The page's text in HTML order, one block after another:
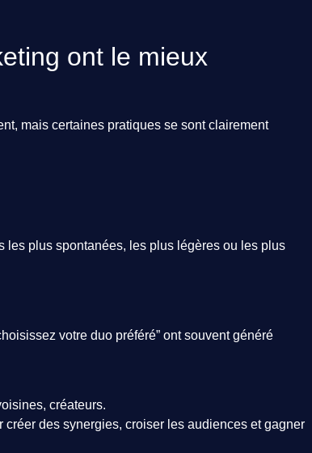
ont le mieux
mais certaines pratiques se sont clairement
les plus spontanées, les plus légères ou les plus
votre duo préféré” ont souvent généré
créateurs.
des synergies, croiser les audiences et gagner